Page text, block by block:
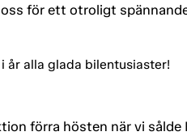
för ett otroligt
förra hösten när vi